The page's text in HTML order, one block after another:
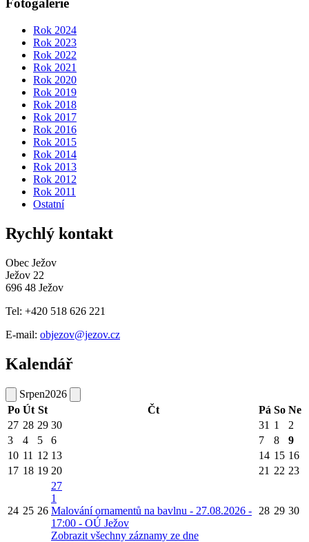
Fotogalerie
Rok 2024
Rok 2023
Rok 2022
Rok 2021
Rok 2020
Rok 2019
Rok 2018
Rok 2017
Rok 2016
Rok 2015
Rok 2014
Rok 2013
Rok 2012
Rok 2011
Ostatní
Rychlý kontakt
Obec Ježov
Ježov 22
696 48 Ježov
Tel: +420 518 626 221
E-mail: objezov@jezov.cz
Kalendář
Srpen2026
Po Út St Čt Pá So Ne
27 28 29 30 31 1
2
3
4 5 6 7 8
9
10 11 12 13 14 15 16
17 18 19 20 21 22 23
24 25 26
27
1
Malování ornamentů na bavlnu - 27.08.2026 -
17:00 - OÚ Ježov
Zobrazit všechny záznamy ze dne
28 29 30